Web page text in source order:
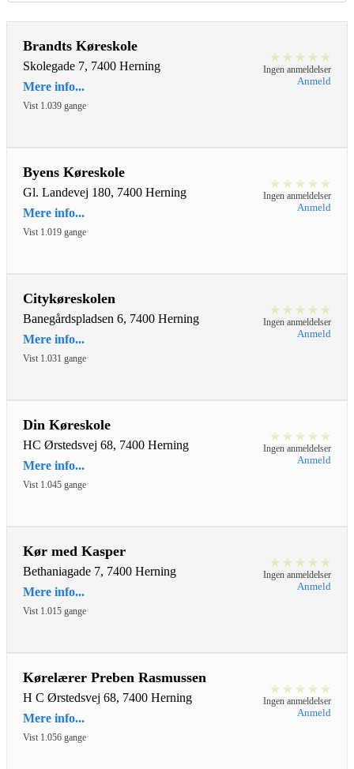
Brandts Køreskole
Skolegade 7, 7400 Herning
Mere info...
Vist 1.039 gange
★ ★ ★ ★ ★
Ingen anmeldelser
Anmeld
Byens Køreskole
Gl. Landevej 180, 7400 Herning
Mere info...
Vist 1.019 gange
★ ★ ★ ★ ★
Ingen anmeldelser
Anmeld
Citykøreskolen
Banegårdspladsen 6, 7400 Herning
Mere info...
Vist 1.031 gange
★ ★ ★ ★ ★
Ingen anmeldelser
Anmeld
Din Køreskole
HC Ørstedsvej 68, 7400 Herning
Mere info...
Vist 1.045 gange
★ ★ ★ ★ ★
Ingen anmeldelser
Anmeld
Kør med Kasper
Bethaniagade 7, 7400 Herning
Mere info...
Vist 1.015 gange
★ ★ ★ ★ ★
Ingen anmeldelser
Anmeld
Kørelærer Preben Rasmussen
H C Ørstedsvej 68, 7400 Herning
Mere info...
Vist 1.056 gange
★ ★ ★ ★ ★
Ingen anmeldelser
Anmeld